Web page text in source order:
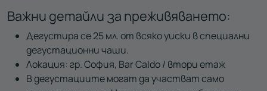
Важни детайли за преживяването:
Дегустира се 25 мл. от всяко уиски в специални
дегустационни чаши.
Локация: гр. София, Bar Caldo / втори етаж
В дегустациите могат да участват само